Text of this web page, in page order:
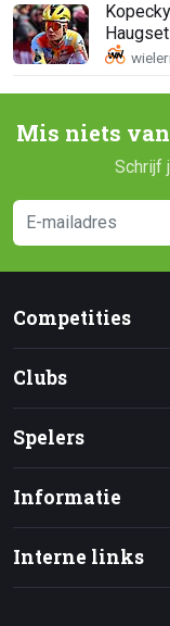
Haugset
Mis niets
Schrijf
Competities
Clubs
Spelers
Informatie
Interne links